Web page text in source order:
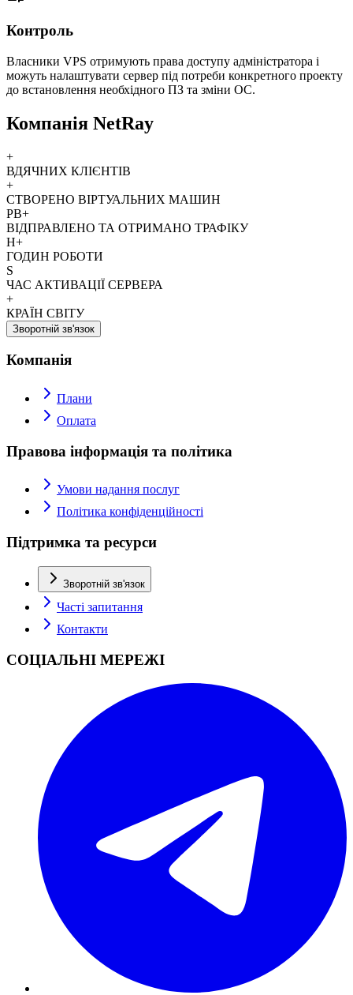
Контроль
Власники VPS отримують права доступу адміністратора і
можуть налаштувати сервер під потреби конкретного проекту
до встановлення необхідного ПЗ та зміни ОС.
Компанія NetRay
+
ВДЯЧНИХ КЛІЄНТІВ
+
СТВОРЕНО ВІРТУАЛЬНИХ МАШИН
PB+
ВІДПРАВЛЕНО ТА ОТРИМАНО ТРАФІКУ
H+
ГОДИН РОБОТИ
S
ЧАС АКТИВАЦІЇ СЕРВЕРА
+
КРАЇН СВІТУ
Зворотній зв'язок
Компанія
Плани
Оплата
Правова інформація та політика
Умови надання послуг
Політика конфіденційності
Підтримка та ресурси
Зворотній зв'язок
Часті запитання
Контакти
СОЦІАЛЬНІ МЕРЕЖІ